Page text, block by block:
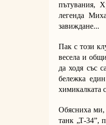
пътувания,
легенда
завиждане...
Пак с този
весела и
да ходя със
бележка
химикалката
Обясниха ми,
танк „Т-34”,